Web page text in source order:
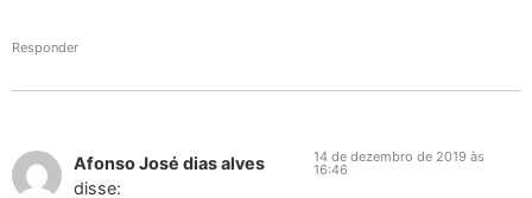
Responder
Afonso José dias alves
disse:
14 de dezembro de 2019 às
16:46